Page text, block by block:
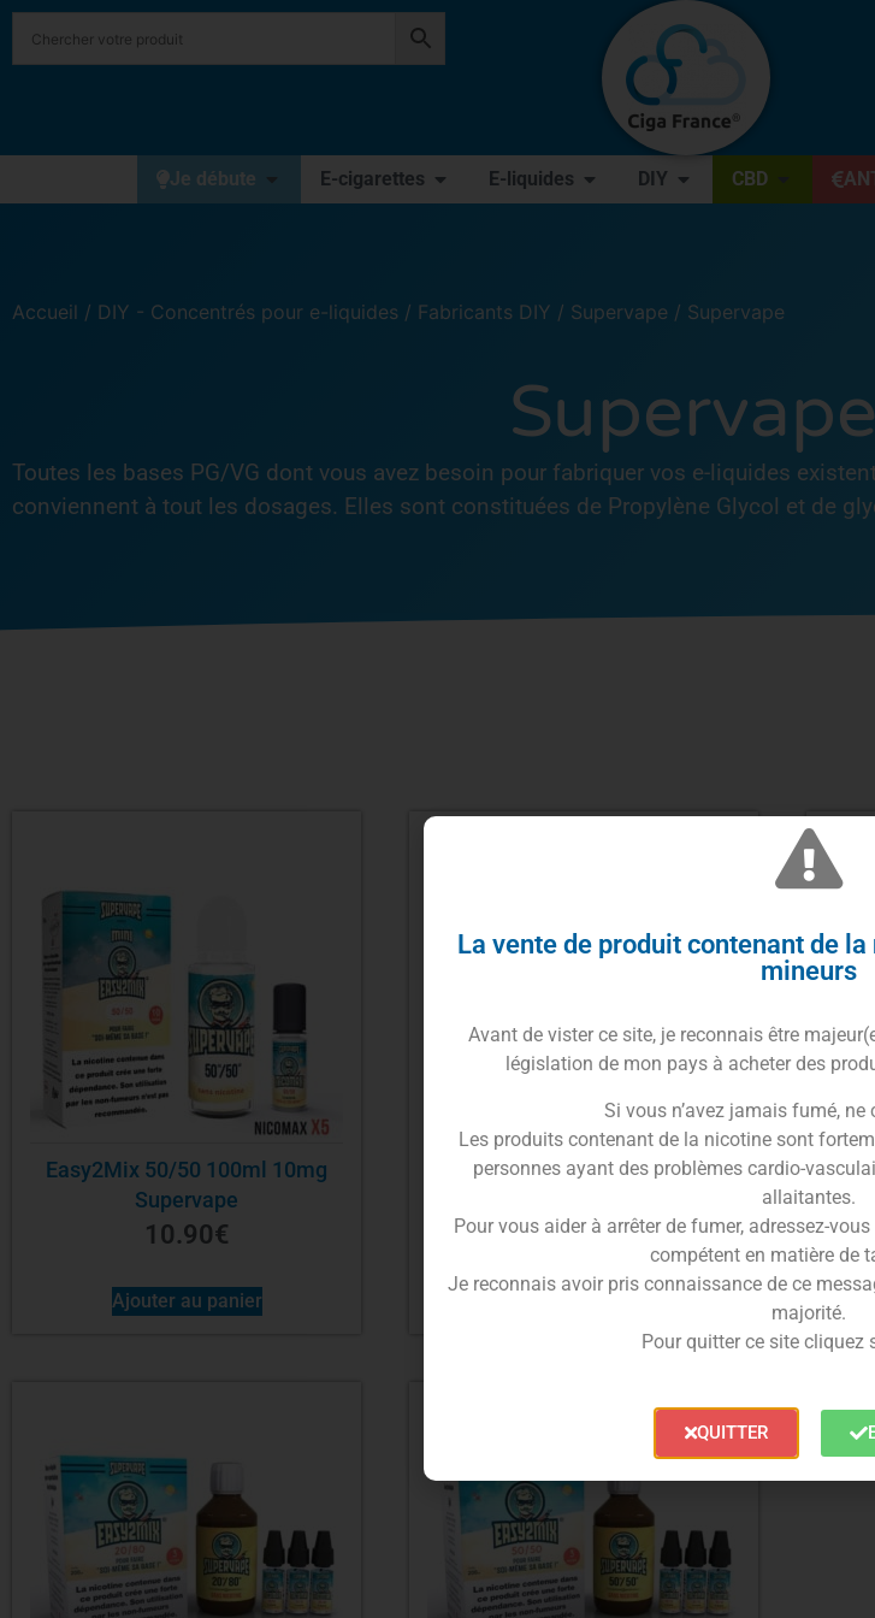
Je débute E-cigarettes E-liquides DIY CBD
Accueil / DIY - Concentrés pour e-liquides / Fabricants DIY / Supervape / Supervape
Supervape
Toutes les bases PG/VG dont vous avez besoin pour fabriquer vos e-liquides
conviennent à tout les dosages. Elles sont constituées de Propylène Glycol et de
Easy2Mix 50/50 100ml 10mg
Supervape
10.90€
Ajouter au panier
Base DIY Supervape 100vg 250
8.10 €
Lire la suite
La vente de produit contenant de
mineurs
Avant de vister ce site, je reconnais être
législation de mon pays à acheter des
Si vous n’avez jamais fumé, ne
Les produits contenant de la nicotine sont
personnes ayant des problèmes cardio-
allaitantes.
Pour vous aider à arrêter de fumer, adressez-
compétent en matière de
Je reconnais avoir pris connaissance de ce
majorité.
Pour quitter ce site cliquez
QUITTER